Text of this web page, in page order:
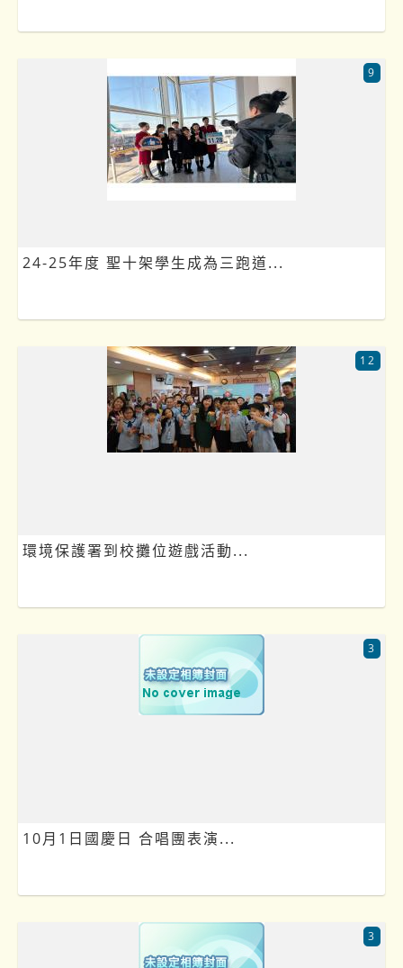
24-25年度 聖十架學生成為三跑道...
9
環境保護署到校攤位遊戲活動...
12
10月1日國慶日 合唱團表演...
3
3